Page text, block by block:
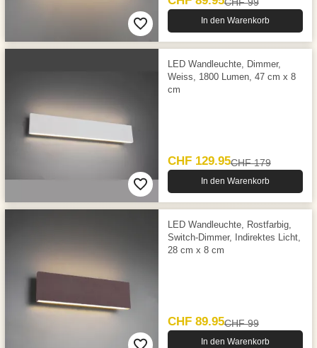
CHF 99
In den Warenkorb
LED Wandleuchte, Dimmer,
Weiss, 1800 Lumen, 47 cm x 8
cm
CHF 129.95CHF 179
In den Warenkorb
LED Wandleuchte, Rostfarbig,
Switch-Dimmer, Indirektes Licht,
28 cm x 8 cm
CHF 89.95CHF 99
In den Warenkorb